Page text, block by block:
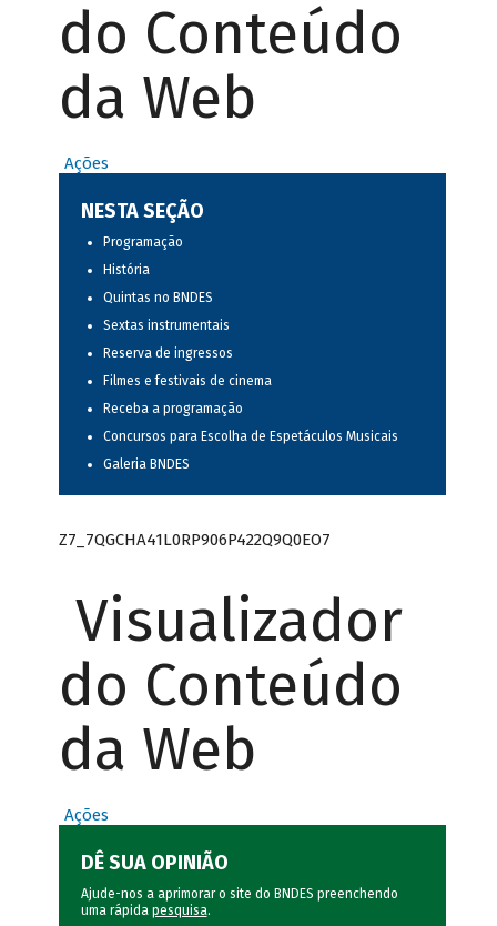
do Conteúdo
da Web
Ações
NESTA SEÇÃO
Programação
História
Quintas no BNDES
Sextas instrumentais
Reserva de ingressos
Filmes e festivais de cinema
Receba a programação
Concursos para Escolha de Espetáculos Musicais
Galeria BNDES
Z7_7QGCHA41L0RP906P422Q9Q0EO7
Visualizador
do Conteúdo
da Web
Ações
DÊ SUA OPINIÃO
Ajude-nos a aprimorar o site do BNDES preenchendo
uma rápida pesquisa.